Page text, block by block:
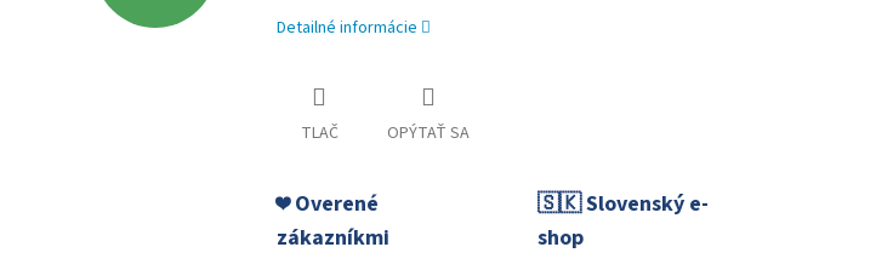
Detailné informácie
TLAČ OPÝTAŤ SA
❤️ Overené
zákazníkmi
🇸🇰 Slovenský e-
shop